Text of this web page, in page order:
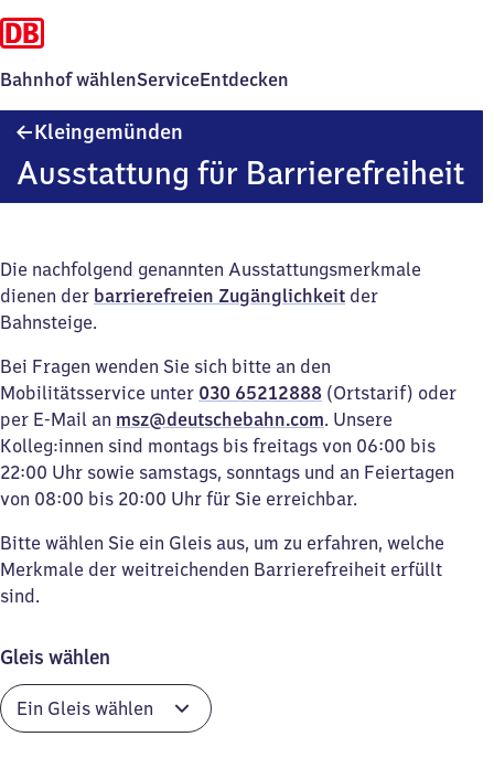
Bahnhof wählenServiceEntdecken
Kleingemünden
Ausstattung für Barrierefreiheit
Die nachfolgend genannten Ausstattungsmerkmale
dienen der barrierefreien Zugänglichkeit der
Bahnsteige.
Bei Fragen wenden Sie sich bitte an den
Mobilitätsservice unter 030 65212888 (Ortstarif) oder
per E-Mail an msz@deutschebahn.com. Unsere
Kolleg:innen sind montags bis freitags von 06:00 bis
22:00 Uhr sowie samstags, sonntags und an Feiertagen
von 08:00 bis 20:00 Uhr für Sie erreichbar.
Bitte wählen Sie ein Gleis aus, um zu erfahren, welche
Merkmale der weitreichenden Barrierefreiheit erfüllt
sind.
Gleis wählen